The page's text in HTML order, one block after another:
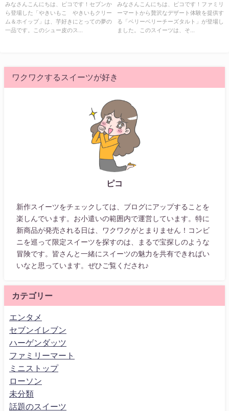
やきいもこ やきいもクリーム
＆ホイップ
みなさんこんにちは、ピコです！セブンか
ら登場した「やきいもこ やきいもクリー
ム＆ホイップ」は、芋好きにとっての夢の
一品です。このシュー皮のス...
ルト
みなさんこんにちは、ピコです！ファミリ
ーマートから贅沢なデザート体験を提供す
る「ベリーベリーチーズタルト」が登場し
ました。このスイーツは、そ...
ワクワクするスイーツが好き
ピコ
新作スイーツをチェックしては、ブログにアップすることを
楽しんでいます。お小遣いの範囲内で運営しています。特に
新商品が発売される日は、ワクワクがとまりません！コンビ
ニを巡って限定スイーツを探すのは、まるで宝探しのような
冒険です。皆さんと一緒にスイーツの魅力を共有できればい
いなと思っています。ぜひご覧くだされ♪
カテゴリー
エンタメ
セブンイレブン
ハーゲンダッツ
ファミリーマート
ミニストップ
ローソン
未分類
話題のスイーツ